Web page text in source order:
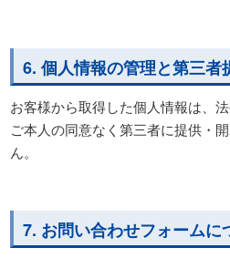
6. 個人情報の管理と第三者
お客様から取得した個人情報は、
ご本人の同意なく第三者に提供・
ん。
7. お問い合わせフォームに